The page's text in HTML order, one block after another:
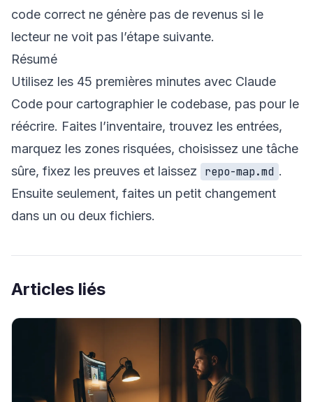
code correct ne génère pas de revenus si le
lecteur ne voit pas l’étape suivante.
Résumé
Utilisez les 45 premières minutes avec Claude
Code pour cartographier le codebase, pas pour le
réécrire. Faites l’inventaire, trouvez les entrées,
marquez les zones risquées, choisissez une tâche
sûre, fixez les preuves et laissez
repo-map.md .
Ensuite seulement, faites un petit changement
dans un ou deux fichiers.
Articles liés